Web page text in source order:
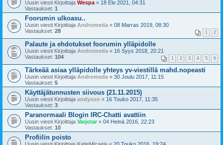
Uusin viesti Kirjoittaja Wespa « 18 Elo 2021, 04:31
Vastaukset: 1
Foorumin ulkoasu..
Uusin viesti Kirjoittaja Andromeda « 08 Marras 2019, 08:30
Vastaukset: 28 1 2
Palaute ja ehdotukset foorumin ylläpidolle
Uusin viesti Kirjoittaja Andromeda « 16 Syys 2018, 20:21
Vastaukset: 104 1 2 3 4 5 6
Tärkeää asiaa ylläpidolle yhteys yv-viestillä mahd.nopeasti
Uusin viesti Kirjoittaja Andromeda « 30 Joulu 2017, 11:15
Vastaukset: 5
Käyttäjätunnusten siivous (21.11.2015)
Uusin viesti Kirjoittaja andyson « 16 Touko 2017, 11:35
Vastaukset: 3
Paranormaali Blogin IRC-Chatti avattiin
Uusin viesti Kirjoittaja Varjotar« 04 Heinä 2016, 22:23
Vastaukset: 10
Profiilin poisto